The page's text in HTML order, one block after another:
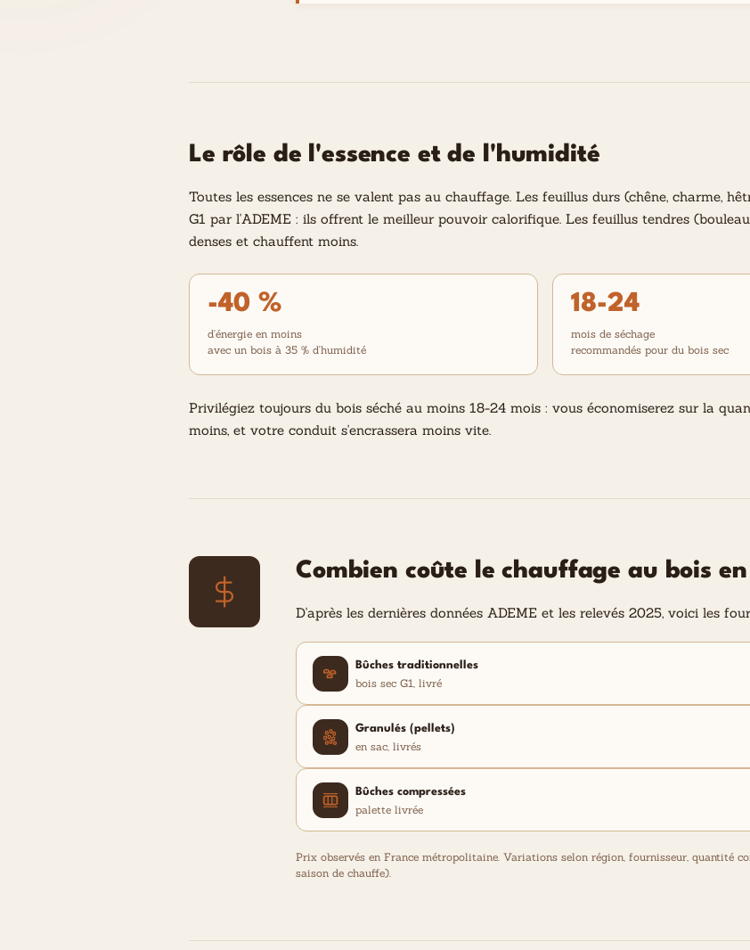
Le rôle de l'essence et de l'humidité
Toutes les essences ne se valent pas au chauffage. Les feuillus durs (chêne, charme,
G1 par l'ADEME : ils offrent le meilleur pouvoir calorifique. Les feuillus tendres
denses et chauffent moins.
-40 %
d'énergie en moins
avec un bois à 35 % d'humidité
18-24
mois de séchage
recommandés pour du bois sec
Privilégiez toujours du bois séché au moins 18-24 mois : vous économiserez sur la
moins, et votre conduit s'encrassera moins vite.
Combien coûte le chauffage au bois
D'après les dernières données ADEME et les relevés 2025, voici les
Bûches traditionnelles
bois sec G1, livré
Granulés (pellets)
en sac, livrés
Bûches compressées
palette livrée
Prix observés en France métropolitaine. Variations selon région, fournisseur, quantité
saison de chauffe).